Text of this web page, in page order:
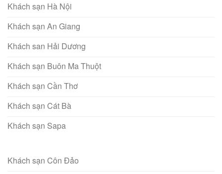
Khách sạn Hà Nội
Khách sạn An Giang
Khách san Hải Dương
Khách sạn Buôn Ma Thuột
Khách sạn Cần Thơ
Khách sạn Cát Bà
Khách sạn Sapa
Khách sạn Côn Đảo